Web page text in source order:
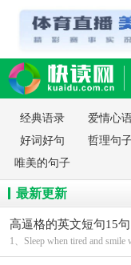
读网-轻松阅读,快乐生活移
经典语录 爱情心
好词好句
哲理句
唯美的句子
最新更新
高逼格的英文短句15
1、Sleep when tired and